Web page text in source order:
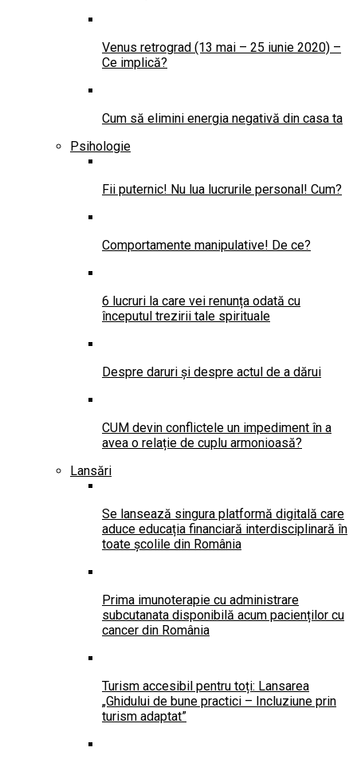
Venus retrograd (13 mai – 25 iunie 2020) –
Ce implică?
Cum să elimini energia negativă din casa ta
Psihologie
Fii puternic! Nu lua lucrurile personal! Cum?
Comportamente manipulative! De ce?
6 lucruri la care vei renunța odată cu
începutul trezirii tale spirituale
Despre daruri și despre actul de a dărui
CUM devin conflictele un impediment în a
avea o relație de cuplu armonioasă?
Lansări
Se lansează singura platformă digitală care
aduce educația financiară interdisciplinară în
toate școlile din România
Prima imunoterapie cu administrare
subcutanata disponibilă acum pacienților cu
cancer din România
Turism accesibil pentru toți: Lansarea
„Ghidului de bune practici – Incluziune prin
turism adaptat”